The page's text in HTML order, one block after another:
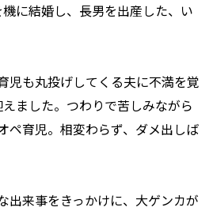
に結婚し、長男を出産した、い
児も丸投げしてくる夫に不満を覚
ました。つわりで苦しみながら
ペ育児。相変わらず、ダメ出しば
出来事をきっかけに、大ゲンカが